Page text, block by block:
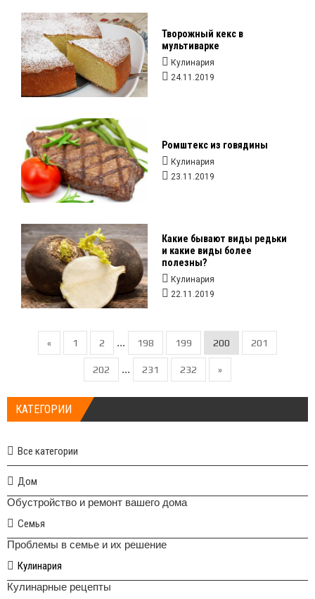
Творожный кекс в
мультиварке
Кулинария
24.11.2019
Ромштекс из говядины
Кулинария
23.11.2019
Какие бывают виды редьки
и какие виды более
полезны?
Кулинария
22.11.2019
« 1 2 ... 198 199 200 201
202 ... 231 232 »
КАТЕГОРИИ
Все категории
Дом
Обустройство и ремонт вашего дома
Семья
Проблемы в семье и их решение
Кулинария
Кулинарные рецепты